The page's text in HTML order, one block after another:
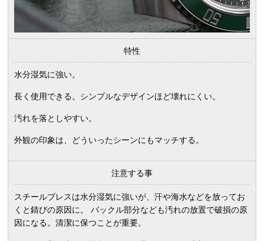
特性
水分湿気に強い。
長く使用できる。シンプルなデザインほど壊れにくい。
汚れを落としやすい。
外観の印象は、どういったシーンにもマッチする。
注意する事
スチールブレスは水分湿気に強いが、汗や海水などを放ってお
くと錆びの原因に。 バックル部分なども汚れの放置で破損の原
因になる。清潔に保つことが重要。